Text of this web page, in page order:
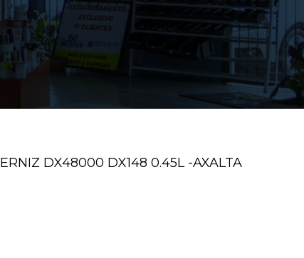
DX48000 DX148 0.45L -AXALTA